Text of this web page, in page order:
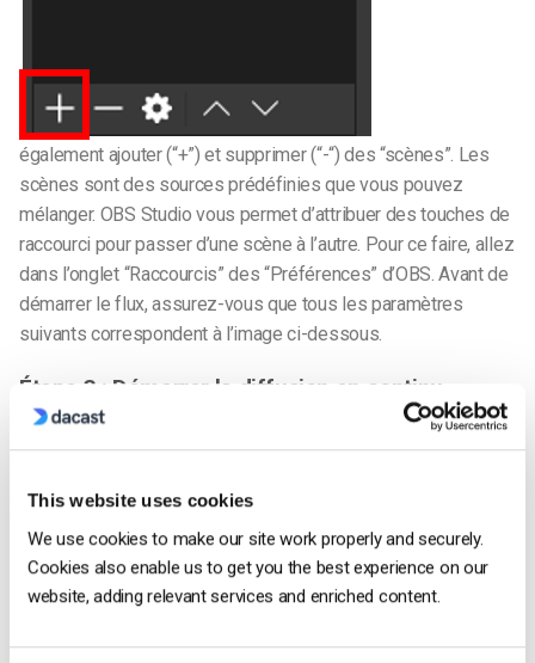
This website uses cookies
We use cookies to make our site work properly and securely.
Cookies also enable us to get you the best experience on our
website, adding relevant services and enriched content.
également ajouter (“+”) et supprimer (“-“) des “scènes”. Les
scènes sont des sources prédéfinies que vous pouvez
mélanger. OBS Studio vous permet d’attribuer des touches de
raccourci pour passer d’une scène à l’autre. Pour ce faire, allez
dans l’onglet “Raccourcis” des “Préférences” d’OBS. Avant de
démarrer le flux, assurez-vous que tous les paramètres
suivants correspondent à l’image ci-dessous.
Étape 3 : Démarrer la diffusion en continu
Une fois que vous avez configuré tous les paramètres de
OBS Studiocliquez sur le bouton “Start Streaming” :